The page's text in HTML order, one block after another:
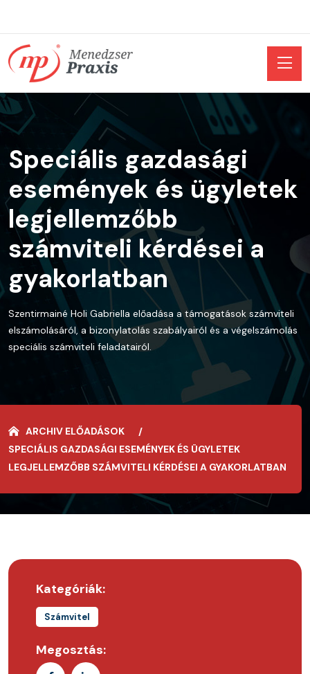
Speciális gazdasági
események és ügyletek
legjellemzőbb
számviteli kérdései a
gyakorlatban
Szentirmainé Holi Gabriella előadása a támogatások számviteli
elszámolásáról, a bizonylatolás szabályairól és a végelszámolás
speciális számviteli feladatairól.
ARCHIV ELŐADÁSOK
SPECIÁLIS GAZDASÁGI ESEMÉNYEK ÉS ÜGYLETEK
LEGJELLEMZŐBB SZÁMVITELI KÉRDÉSEI A GYAKORLATBAN
Kategóriák:
Számvitel
Megosztás: